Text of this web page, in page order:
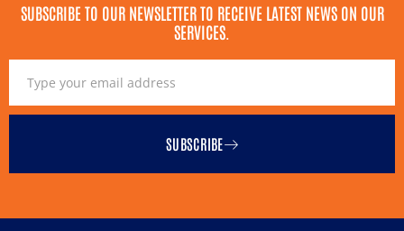
SUBSCRIBE TO OUR NEWSLETTER TO RECEIVE LATEST NEWS ON OUR
SERVICES.
SUBSCRIBE